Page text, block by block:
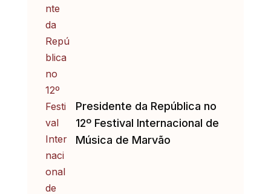
Presidente da República no
12º Festival Internacional de
Música de Marvão